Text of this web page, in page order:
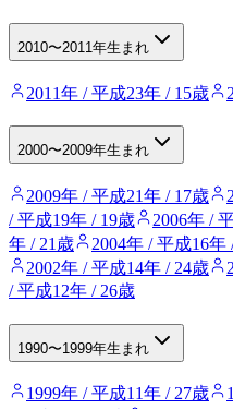
2010〜2011年生まれ
2011年 / 平成23年 / 15歳
2000〜2009年生まれ
2009年 / 平成21年 / 17歳
/ 平成19年 / 19歳
2006年 /
年 / 21歳
2004年 / 平成16年
2002年 / 平成14年 / 24歳
/ 平成12年 / 26歳
1990〜1999年生まれ
1999年 / 平成11年 / 27歳